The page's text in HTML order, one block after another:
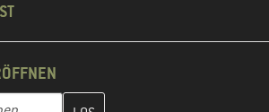
Adresse ein und erstelle im nächsten